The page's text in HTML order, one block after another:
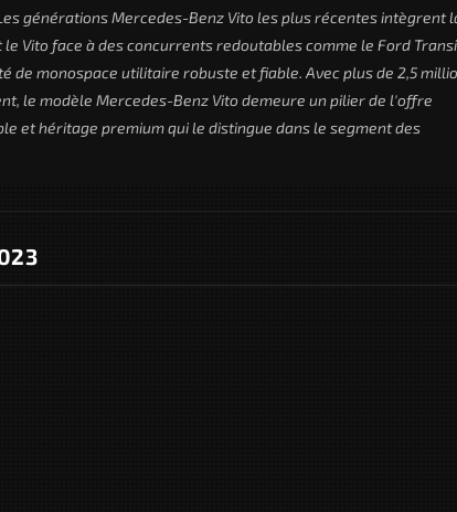
générations Mercedes-Benz Vito les plus récentes intègrent
Vito face à des concurrents redoutables comme le Ford
de monospace utilitaire robuste et fiable. Avec plus de 2,5
le modèle Mercedes-Benz Vito demeure un pilier de l'offre
et héritage premium qui le distingue dans le segment des